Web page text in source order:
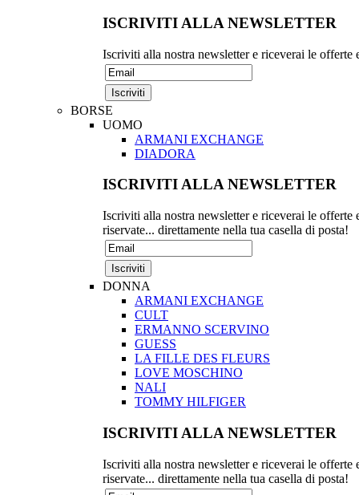
ISCRIVITI ALLA NEWSLETTER
Iscriviti alla nostra newsletter e riceverai le offerte
BORSE
UOMO
ARMANI EXCHANGE
DIADORA
ISCRIVITI ALLA NEWSLETTER
Iscriviti alla nostra newsletter e riceverai le offerte
riservate... direttamente nella tua casella di posta!
DONNA
ARMANI EXCHANGE
CULT
ERMANNO SCERVINO
GUESS
LA FILLE DES FLEURS
LOVE MOSCHINO
NALI
TOMMY HILFIGER
ISCRIVITI ALLA NEWSLETTER
Iscriviti alla nostra newsletter e riceverai le offerte
riservate... direttamente nella tua casella di posta!